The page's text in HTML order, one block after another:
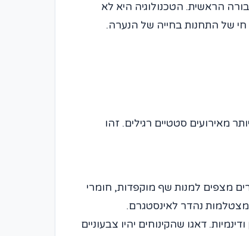
הראשית. הטכנולוגיה היא לא
של התחנות בחייה של הנערה.
שימוש בנתונים אלו מראה כי אירועים המשלבים אלמנטים אינטראקטיביים זוכים לרמת מעורבות גבוהה ב-45% יותר מאירועים סטטיים רגילים. זהו
מצפים למנות שף מוקפדות, חומרי
נהדר לאינסטגרם.
דאגו שהקינוחים יהיו צבעוניים